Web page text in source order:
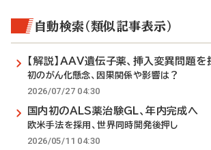
自動検索（類似記事表示）
【解説】AAV遺伝子薬、挿入変異問題を
初のがん化懸念、因果関係や影響は？
2026/07/27 04:30
国内初のALS薬治験GL、年内完成へ
欧米手法を採用、世界同時開発後押し
2026/05/11 04:30